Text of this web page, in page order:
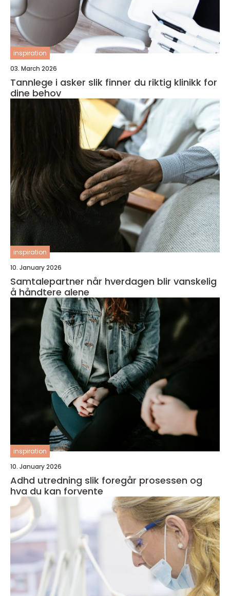
inspiration
03. March 2026
Tannlege i asker slik finner du riktig klinikk for
dine behov
inspiration
10. January 2026
Samtalepartner når hverdagen blir vanskelig
å håndtere alene
inspiration
10. January 2026
Adhd utredning slik foregår prosessen og
hva du kan forvente